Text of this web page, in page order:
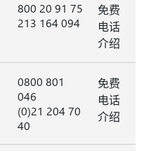
800 20 91 75
213 164 094
免费
电话
介绍
0800 801
046
(0)21 204 70
40
免费
电话
介绍